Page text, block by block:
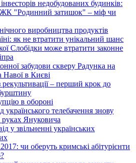
недобудованих будинків:
"Родинний затишок" – міф чи
виробництва продуктів
як не втратити унікальний шанс
Слобідки може втратити законне
забудови скверу Радунка на
Навої в Києві
– перший крок до
в обороні
українського телебачення знову
Януковича
у звільненні українських
чи оберуть кримські абітурієнти